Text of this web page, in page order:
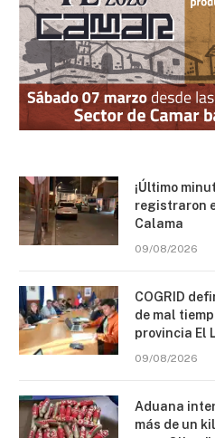
¡Último
registraron
Calama
09/08/2026
COGRID
de mal
provincia El
09/08/2026
Aduana
más de un